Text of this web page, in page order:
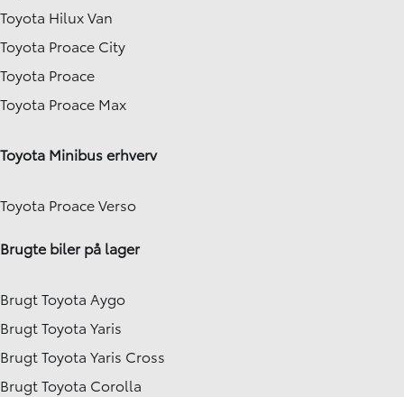
Toyota Hilux Van
Toyota Proace City
Toyota Proace
Toyota Proace Max
Toyota Minibus erhverv
Toyota Proace Verso
Brugte biler på lager
Brugt Toyota Aygo
Brugt Toyota Yaris
Brugt Toyota Yaris Cross
Brugt Toyota Corolla